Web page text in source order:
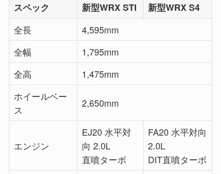
スペック 新型WRX STI
新型WRX S4
全長
4,595mm
全幅
1,795mm
全高
1,475mm
ホイールベー
ス
2,650mm
エンジン
EJ20 水平対
向 2.0L
直噴ターボ
FA20 水平対向
2.0L
DIT直噴ターボ